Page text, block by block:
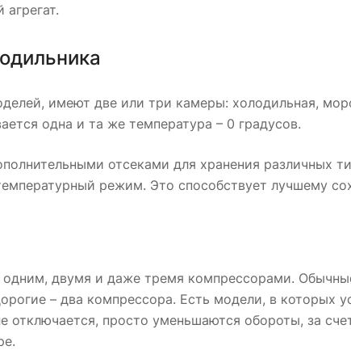
имеют две или три камеры: холодильная,
одна и та же температура – 0 градусов.
отсеками для хранения различных
режим. Это способствует лучшему
двумя и даже тремя компрессорами.
– два компрессора. Есть модели, в которых
отключается, просто уменьшаются обороты, за